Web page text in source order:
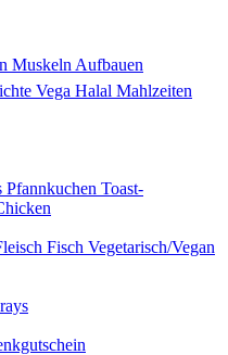
Muskeln Aufbauen
Vega Halal Mahlzeiten
Pfannkuchen Toast-
Fisch Vegetarisch/Vegan